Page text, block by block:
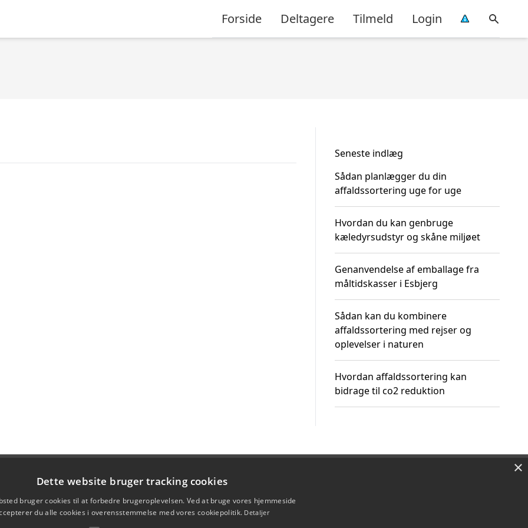
Forside Deltagere Tilmeld Login
Seneste indlæg
Sådan planlægger du din
affaldssortering uge for uge
Hvordan du kan genbruge
kæledyrsudstyr og skåne miljøet
Genanvendelse af emballage fra
måltidskasser i Esbjerg
Sådan kan du kombinere
affaldssortering med rejser og
oplevelser i naturen
Hvordan affaldssortering kan
bidrage til co2 reduktion
×
Dette website bruger tracking cookies
bruger cookies til at forbedre brugeroplevelsen. Ved at bruge vores hjemmeside
du alle cookies i overensstemmelse med vores cookiepolitik. Detaljer